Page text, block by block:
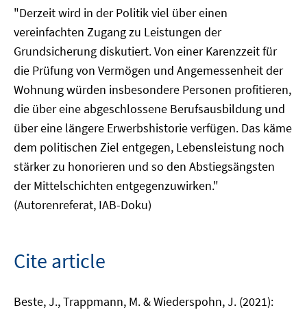
"Derzeit wird in der Politik viel über einen
vereinfachten Zugang zu Leistungen der
Grundsicherung diskutiert. Von einer Karenzzeit für
die Prüfung von Vermögen und Angemessenheit der
Wohnung würden insbesondere Personen profitieren,
die über eine abgeschlossene Berufsausbildung und
über eine längere Erwerbshistorie verfügen. Das käme
dem politischen Ziel entgegen, Lebensleistung noch
stärker zu honorieren und so den Abstiegsängsten
der Mittelschichten entgegenzuwirken."
(Autorenreferat, IAB-Doku)
Cite article
Beste, J., Trappmann, M. & Wiederspohn, J. (2021):